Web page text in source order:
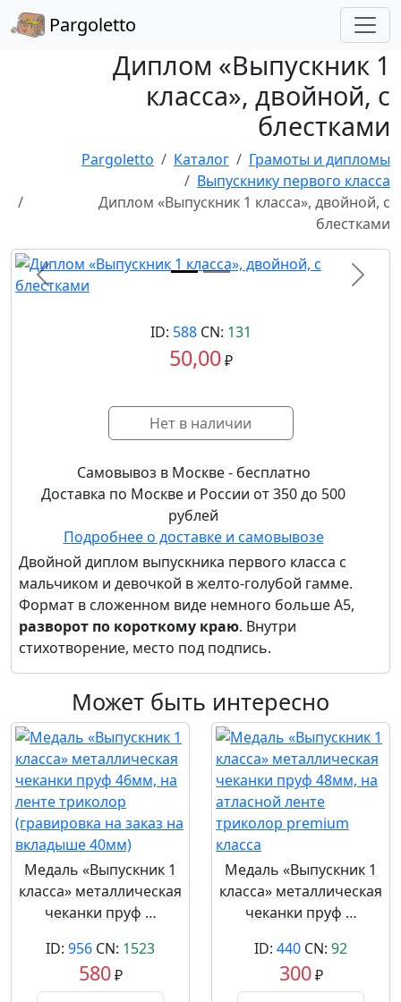
Pargoletto
Диплом «Выпускник 1
класса», двойной, с
блестками
Pargoletto Каталог
Грамоты и дипломы
Выпускнику первого класса
Диплом «Выпускник 1 класса», двойной, с
блестками
Назад
ID: 588CN: 131
50,00₽
Нет в наличии
Самовывоз в Москве - бесплатно
Доставка по Москве и России от 350 до 500
рублей
Подробнее о доставке и самовывозе
Двойной диплом выпускника первого класса с
мальчиком и девочкой в желто-голубой гамме.
Формат в сложенном виде немного больше А5,
разворот по короткому краю. Внутри
стихотворение, место под подпись.
Может быть интересно
Медаль «Выпускник 1
класса» металлическая
чеканки пруф …
ID: 956 CN: 1523
580₽
Медаль «Выпускник 1
класса» металлическая
чеканки пруф …
ID: 440 CN: 92
300₽